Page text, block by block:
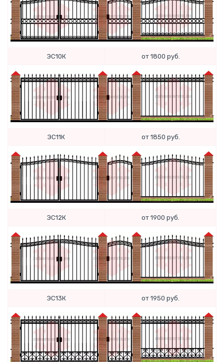
ЭС10К от 1800 руб.
ЭС11К от 1850 руб.
ЭС12К от 1900 руб.
ЭС13К от 1950 руб.